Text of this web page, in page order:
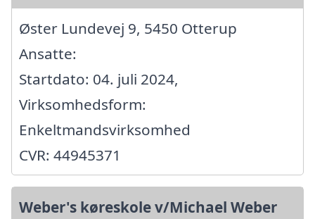
Øster Lundevej 9, 5450 Otterup
Ansatte:
Startdato: 04. juli 2024,
Virksomhedsform:
Enkeltmandsvirksomhed
CVR: 44945371
Weber's køreskole v/Michael Weber